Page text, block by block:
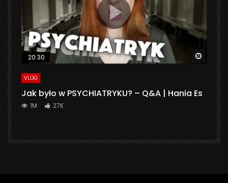
20:30
VLOG
Jak było w PSYCHIATRYKU? – Q&A | Hania Es
1M 27K